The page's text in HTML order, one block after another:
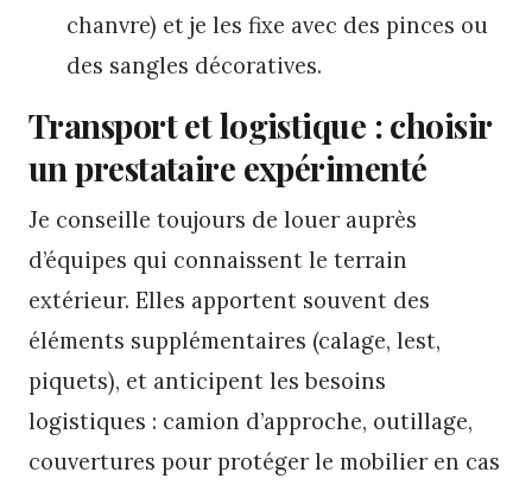
chanvre) et je les fixe avec des pinces ou
des sangles décoratives.
Transport et logistique : choisir
un prestataire expérimenté
Je conseille toujours de louer auprès
d’équipes qui connaissent le terrain
extérieur. Elles apportent souvent des
éléments supplémentaires (calage, lest,
piquets), et anticipent les besoins
logistiques : camion d’approche, outillage,
couvertures pour protéger le mobilier en cas